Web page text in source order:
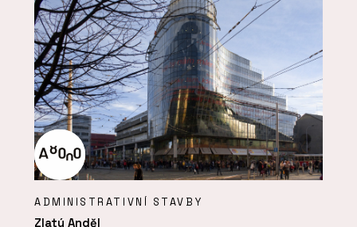
ADMINISTRATIVNÍ STAVBY
Zlatý Anděl